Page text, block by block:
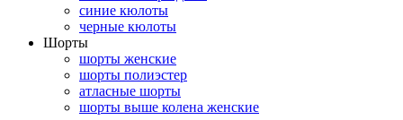
синие кюлоты
черные кюлоты
Шорты
шорты женские
шорты полиэстер
атласные шорты
шорты выше колена женские